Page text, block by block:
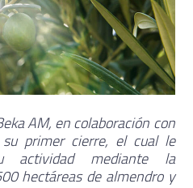
AM, en colaboración con
primer cierre, el cual le
actividad mediante la
hectáreas de almendro y